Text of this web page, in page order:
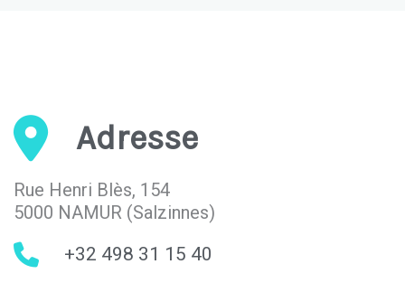
Adresse
Rue Henri Blès, 154
5000 NAMUR (Salzinnes)
+32 498 31 15 40